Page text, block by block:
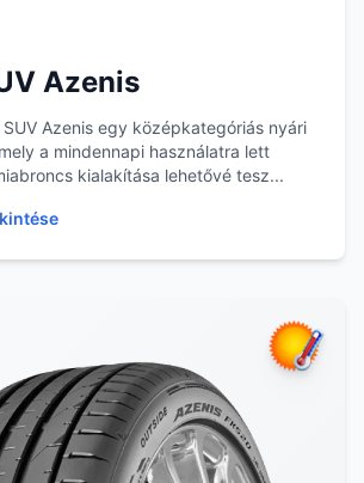
Azenis
SUV Azenis egy középkategóriás nyári
a mindennapi használatra lett
kialakítása lehetővé tesz...